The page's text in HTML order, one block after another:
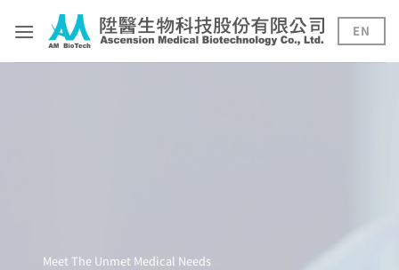
content
EN
Meet The Unmet Medical Needs